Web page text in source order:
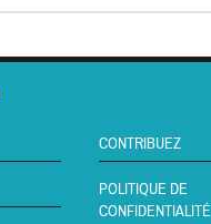
CONTRIBUEZ
POLITIQUE DE
CONFIDENTIALITÉ